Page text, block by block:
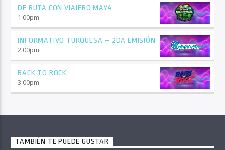
DE RUTA CON VIAJERO MAYA
1:00pm
INFORMATIVO TURQUESA – 2DA EMISIÓN
2:00pm
BACK TO ROCK
3:00pm
TAMBIÉN TE PUEDE GUSTAR